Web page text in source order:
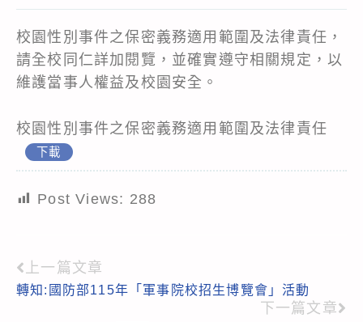
校園性別事件之保密義務適用範圍及法律責任，
請全校同仁詳加閱覽，並確實遵守相關規定，以
維護當事人權益及校園安全。
校園性別事件之保密義務適用範圍及法律責任
下載
Post Views: 288
Read
more
上一篇文章
轉知:國防部115年「軍事院校招生博覽會」活動
下一篇文章